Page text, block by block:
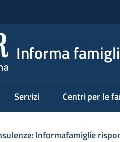
Informa
Servizi Centri per le
Informafamiglie